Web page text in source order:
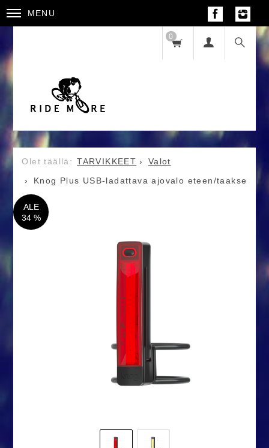
MENU
0
TARVIKKEET
Valot
Knog Plus USB-ladattava ajovalo eteen/taakse
ALE
34 %